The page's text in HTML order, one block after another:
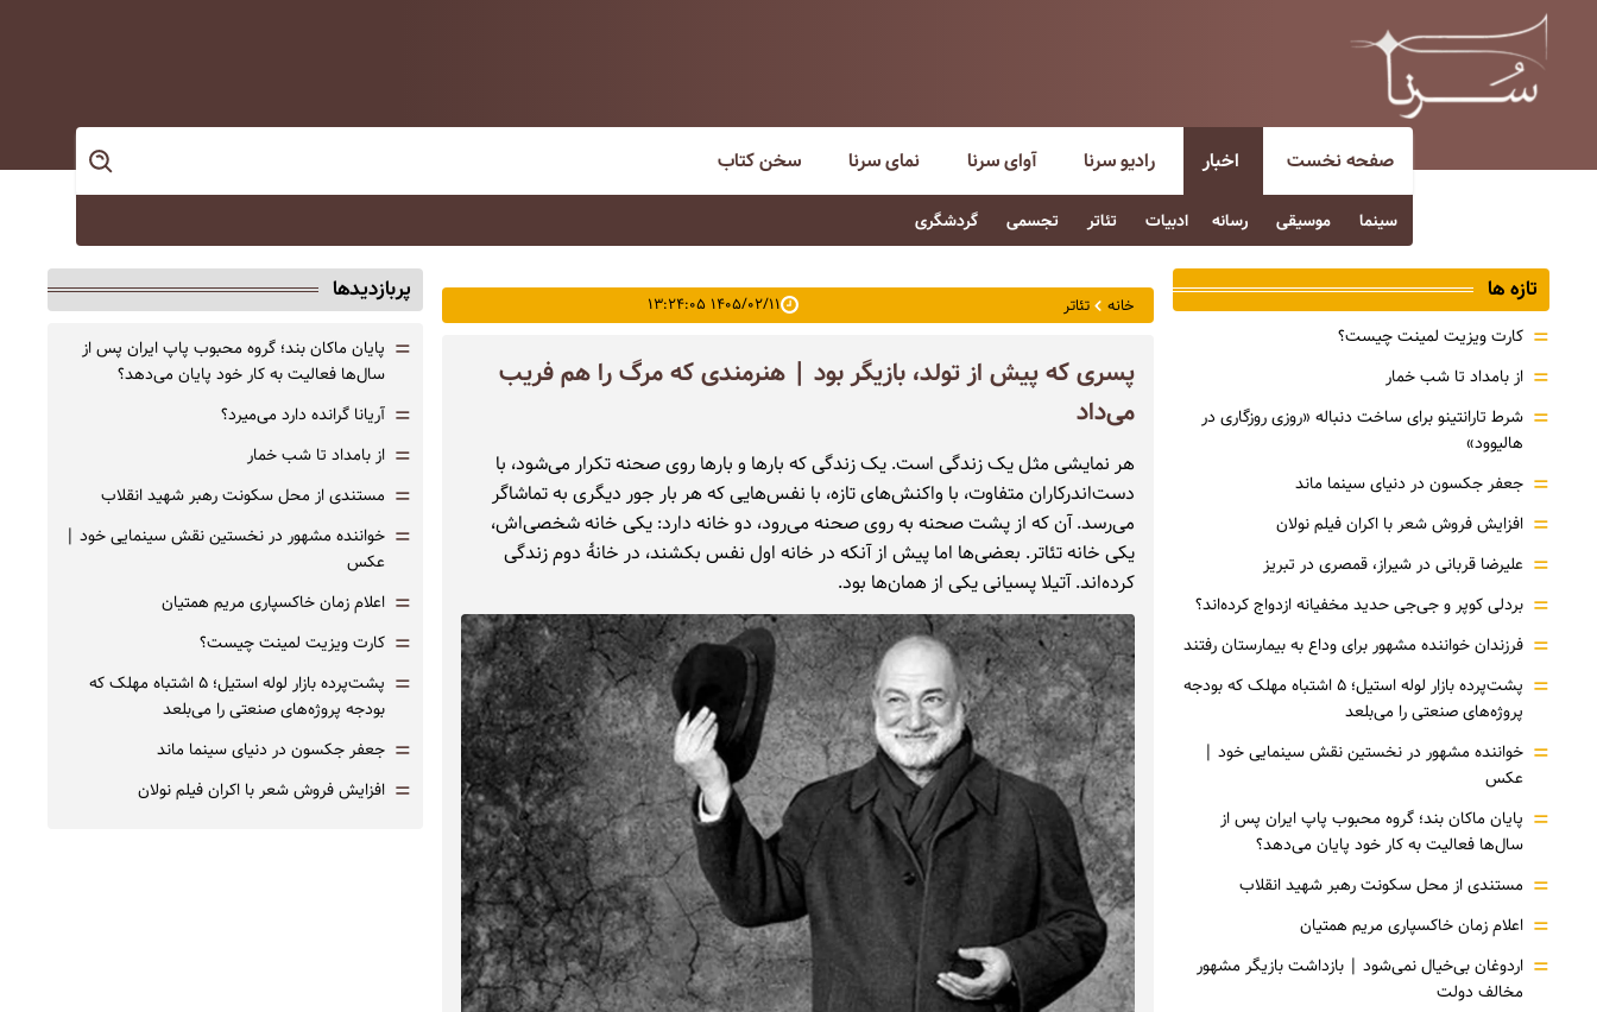
صفحه نخست اخبار
سینما موسیقی رسانه ادبیات تئاتر تجسمی گردشگری
رادیو سرنا آوای سرنا نمای سرنا سخن کتاب
خانه تئاتر ۱۴۰۵/۰۲/۱۱ ۱۳:۲۴:۰۵
پسری که پیش از تولد، بازیگر بود | هنرمندی که مرگ را هم فریب
می‌داد
هر نمایشی مثل یک زندگی است. یک زندگی که بارها و بارها روی صحنه تکرار می‌شود، با
دست‌اندرکاران متفاوت، با واکنش‌های تازه، با نفس‌هایی که هر بار جور دیگری به تماشاگر
می‌رسد. آن که از پشت صحنه به روی صحنه می‌رود، دو خانه دارد: یکی خانه شخصی‌اش،
یکی خانه تئاتر. بعضی‌ها اما پیش از آنکه در خانه اول نفس بکشند، در خانهٔ دوم زندگی
کرده‌اند. آتیلا پسیانی یکی از همان‌ها بود.
تازه ها
= کارت ویزیت لمینت چیست؟
= از بامداد تا شب خمار
= شرط تارانتینو برای ساخت دنباله «روزی روزگاری در
هالیوود»
= جعفر جکسون در دنیای سینما ماند
= افزایش فروش شعر با اکران فیلم نولان
= علیرضا قربانی در شیراز، قمصری در تبریز
= بردلی کوپر و جی‌جی حدید مخفیانه ازدواج کرده‌اند؟
= فرزندان خواننده مشهور برای وداع به بیمارستان رفتند
=
پشت‌پرده بازار لوله استیل؛ ۵ اشتباه مهلک که بودجه
پروژه‌های صنعتی را می‌بلعد
= خواننده مشهور در نخستین نقش سینمایی خود |‌
عکس
= پایان ماکان بند؛ گروه محبوب پاپ ایران پس از
سال‌ها فعالیت به کار خود پایان می‌دهد؟
= مستندی از محل سکونت رهبر شهید انقلاب
= اعلام زمان خاکسپاری مریم همتیان
= اردوغان بی‌خیال نمی‌شود | بازداشت بازیگر مشهور
مخالف دولت
پربازدیدها
= پایان ماکان بند؛ گروه محبوب پاپ ایران پس از
سال‌ها فعالیت به کار خود پایان می‌دهد؟
= آریانا گرانده دارد می‌میرد؟
= از بامداد تا شب خمار
= مستندی از محل سکونت رهبر شهید انقلاب
= خواننده مشهور در نخستین نقش سینمایی خود |‌
عکس
= اعلام زمان خاکسپاری مریم همتیان
= کارت ویزیت لمینت چیست؟
=
پشت‌پرده بازار لوله استیل؛ ۵ اشتباه مهلک که
بودجه پروژه‌های صنعتی را می‌بلعد
= جعفر جکسون در دنیای سینما ماند
= افزایش فروش شعر با اکران فیلم نولان